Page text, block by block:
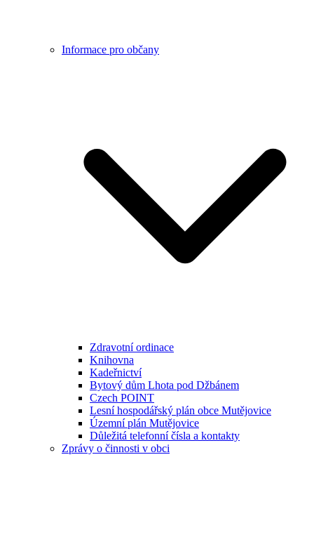
Informace pro občany
Zdravotní ordinace
Knihovna
Kadeřnictví
Bytový dům Lhota pod Džbánem
Czech POINT
Lesní hospodářský plán obce Mutějovice
Územní plán Mutějovice
Důležitá telefonní čísla a kontakty
Zprávy o činnosti v obci